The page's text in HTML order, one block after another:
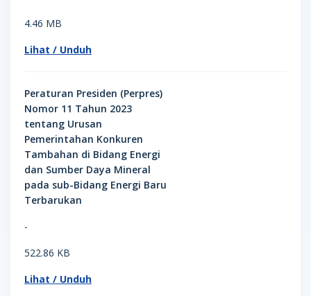
4.46 MB
Lihat / Unduh
Peraturan Presiden (Perpres)
Nomor 11 Tahun 2023
tentang Urusan
Pemerintahan Konkuren
Tambahan di Bidang Energi
dan Sumber Daya Mineral
pada sub-Bidang Energi Baru
Terbarukan
-
522.86 KB
Lihat / Unduh